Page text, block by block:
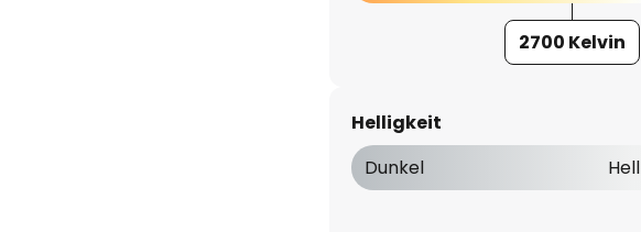
2700 Kelvin
Helligkeit
Dunkel
Hell